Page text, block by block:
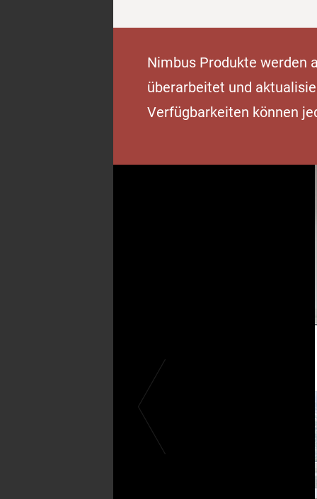
Nimbus Produkte werden
überarbeitet und
Verfügbarkeiten können